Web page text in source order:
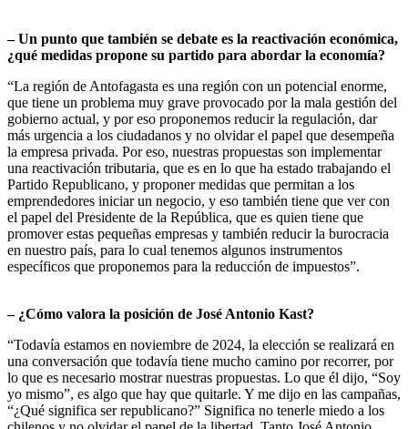
– Un punto que también se debate es la reactivación económica,
¿qué medidas propone su partido para abordar la economía?
“La región de Antofagasta es una región con un potencial enorme,
que tiene un problema muy grave provocado por la mala gestión del
gobierno actual, y por eso proponemos reducir la regulación, dar
más urgencia a los ciudadanos y no olvidar el papel que desempeña
la empresa privada. Por eso, nuestras propuestas son implementar
una reactivación tributaria, que es en lo que ha estado trabajando el
Partido Republicano, y proponer medidas que permitan a los
emprendedores iniciar un negocio, y eso también tiene que ver con
el papel del Presidente de la República, que es quien tiene que
promover estas pequeñas empresas y también reducir la burocracia
en nuestro país, para lo cual tenemos algunos instrumentos
específicos que proponemos para la reducción de impuestos”.
– ¿Cómo valora la posición de José Antonio Kast?
“Todavía estamos en noviembre de 2024, la elección se realizará en
una conversación que todavía tiene mucho camino por recorrer, por
lo que es necesario mostrar nuestras propuestas. Lo que él dijo, “Soy
yo mismo”, es algo que hay que quitarle. Y me dijo en las campañas,
“¿Qué significa ser republicano?” Significa no tenerle miedo a los